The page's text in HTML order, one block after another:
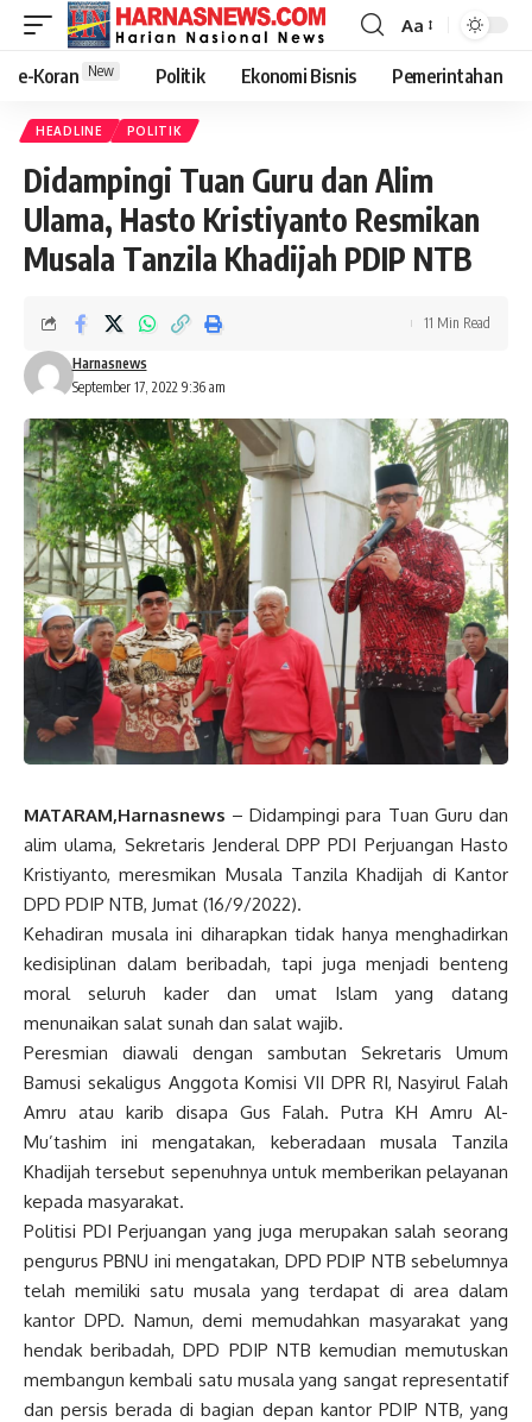
Aa
e-Koran New Politik Ekonomi Bisnis Pemerintahan
HEADLINE POLITIK
Didampingi Tuan Guru dan Alim
Ulama, Hasto Kristiyanto Resmikan
Musala Tanzila Khadijah PDIP NTB
September 17, 2022 9:36 am
Harnasnews
11 Min Read
MATARAM,Harnasnews – Didampingi para Tuan Guru dan
alim ulama, Sekretaris Jenderal DPP PDI Perjuangan Hasto
Kristiyanto, meresmikan Musala Tanzila Khadijah di Kantor
DPD PDIP NTB, Jumat (16/9/2022).
Kehadiran musala ini diharapkan tidak hanya menghadirkan
kedisiplinan dalam beribadah, tapi juga menjadi benteng
moral seluruh kader dan umat Islam yang datang
menunaikan salat sunah dan salat wajib.
Peresmian diawali dengan sambutan Sekretaris Umum
Bamusi sekaligus Anggota Komisi VII DPR RI, Nasyirul Falah
Amru atau karib disapa Gus Falah. Putra KH Amru Al-
Mu’tashim ini mengatakan, keberadaan musala Tanzila
Khadijah tersebut sepenuhnya untuk memberikan pelayanan
kepada masyarakat.
Politisi PDI Perjuangan yang juga merupakan salah seorang
pengurus PBNU ini mengatakan, DPD PDIP NTB sebelumnya
telah memiliki satu musala yang terdapat di area dalam
kantor DPD. Namun, demi memudahkan masyarakat yang
hendak beribadah, DPD PDIP NTB kemudian memutuskan
membangun kembali satu musala yang sangat representatif
dan persis berada di bagian depan kantor PDIP NTB, yang